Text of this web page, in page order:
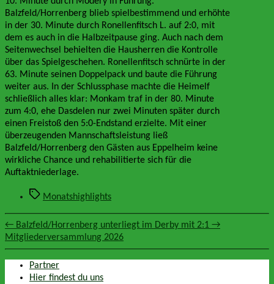
Balzfeld/Horrenberg blieb spielbestimmend und erhöhte
in der 30. Minute durch Ronellenfitsch L. auf 2:0, mit
dem es auch in die Halbzeitpause ging. Auch nach dem
Seitenwechsel behielten die Hausherren die Kontrolle
über das Spielgeschehen. Ronellenfitsch schnürte in der
63. Minute seinen Doppelpack und baute die Führung
weiter aus. In der Schlussphase machte die Heimelf
schließlich alles klar: Monkam traf in der 80. Minute
zum 4:0, ehe Dasdelen nur zwei Minuten später durch
einen Freistoß den 5:0-Endstand erzielte. Mit einer
überzeugenden Mannschaftsleistung ließ
Balzfeld/Horrenberg den Gästen aus Eppelheim keine
wirkliche Chance und rehabilitierte sich für die
Auftaktniederlage.
Schlagwörter
Monatshighlights
← Balzfeld/Horrenberg unterliegt im Derby mit 2:1 →
Mitgliederversammlung 2026
Partner
Hier findest du uns